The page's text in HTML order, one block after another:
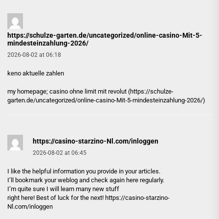
https://schulze-garten.de/uncategorized/online-casino-Mit-5-
mindesteinzahlung-2026/
2026-08-02 at 06:18
keno aktuelle zahlen
my homepage; casino ohne limit mit revolut (https://schulze-
garten.de/uncategorized/online-casino-Mit-5-mindesteinzahlung-2026/)
https://casino-starzino-Nl.com/inloggen
2026-08-02 at 06:45
I like the helpful information you provide in your articles.
I’ll bookmark your weblog and check again here regularly.
I’m quite sure I will learn many new stuff
right here! Best of luck for the next! https://casino-starzino-
Nl.com/inloggen